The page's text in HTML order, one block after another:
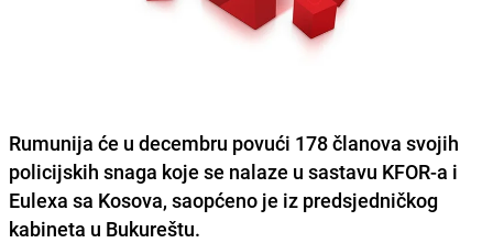
Rumunija će u decembru povući 178 članova svojih
policijskih snaga koje se nalaze u sastavu KFOR-a i
Eulexa sa Kosova, saopćeno je iz predsjedničkog
kabineta u Bukureštu.